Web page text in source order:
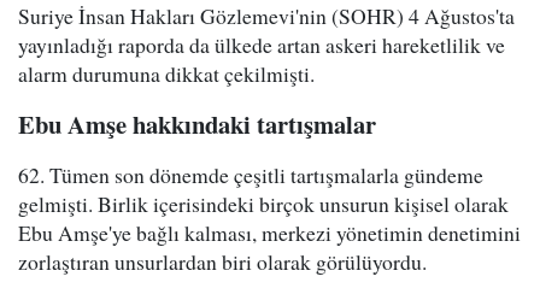
Suriye İnsan Hakları Gözlemevi'nin (SOHR) 4 Ağustos'ta
yayınladığı raporda da ülkede artan askeri hareketlilik ve
alarm durumuna dikkat çekilmişti.
Ebu Amşe hakkındaki tartışmalar
62. Tümen son dönemde çeşitli tartışmalarla gündeme
gelmişti. Birlik içerisindeki birçok unsurun kişisel olarak
Ebu Amşe'ye bağlı kalması, merkezi yönetimin denetimini
zorlaştıran unsurlardan biri olarak görülüyordu.